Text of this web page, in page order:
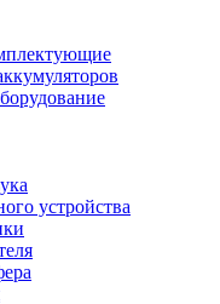
устройства